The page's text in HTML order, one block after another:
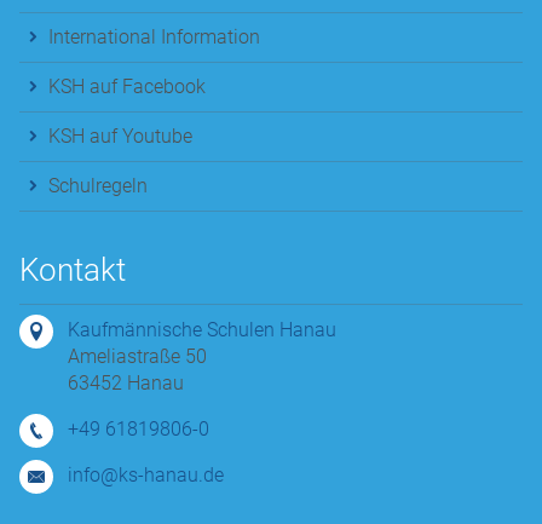
International Information
KSH auf Facebook
KSH auf Youtube
Schulregeln
Kontakt
Kaufmännische Schulen Hanau
Ameliastraße 50
63452 Hanau
+49 61819806-0
info@ks-hanau.de